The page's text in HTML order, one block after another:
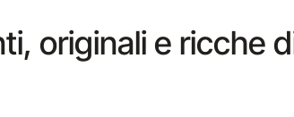
originali e ricche